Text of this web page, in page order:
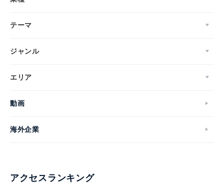
テーマ
ジャンル
エリア
動画
海外企業
アクセスランキング